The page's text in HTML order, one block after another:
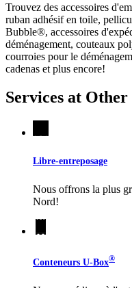
Trouvez des accessoires
ruban adhésif en toile,
Bubble®, accessoires
déménagement, couteaux
courroies pour le
cadenas et plus encore!
Services at Other
Libre-entreposage
Nous offrons la plus
Nord!
Conteneurs U-Box®